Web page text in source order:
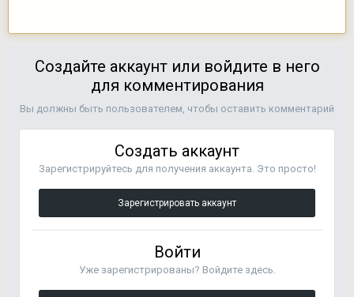
Создайте аккаунт или войдите в него
для комментирования
Вы должны быть пользователем, чтобы оставить комментарий
Создать аккаунт
Зарегистрируйтесь для получения аккаунта. Это просто!
Зарегистрировать аккаунт
Войти
Уже зарегистрированы? Войдите здесь.